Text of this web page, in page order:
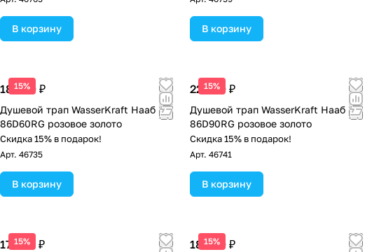
В корзину В корзину
15%
18 990 ₽
Душевой трап WasserKraft Нааб
86D60RG розовое золото
Скидка 15% в подарок!
Арт. 46735
В корзину
15%
22 490 ₽
Душевой трап WasserKraft Нааб
86D90RG розовое золото
Скидка 15% в подарок!
Арт.46741
В корзину
15%
17 990 ₽ 15%
18 390 ₽